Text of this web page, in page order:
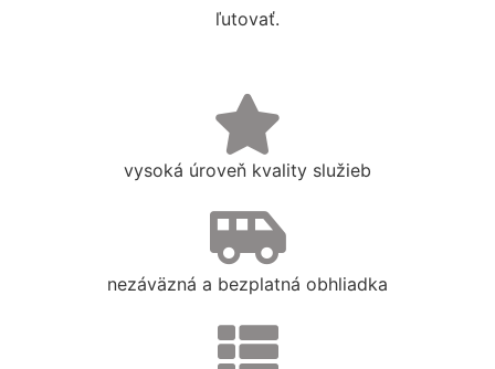
ľutovať.
vysoká úroveň kvality služieb
nezáväzná a bezplatná obhliadka